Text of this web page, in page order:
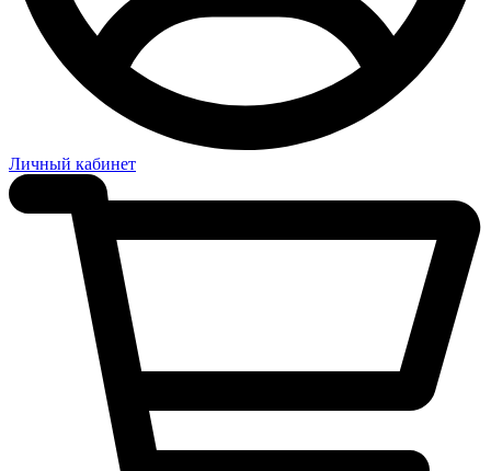
Личный кабинет